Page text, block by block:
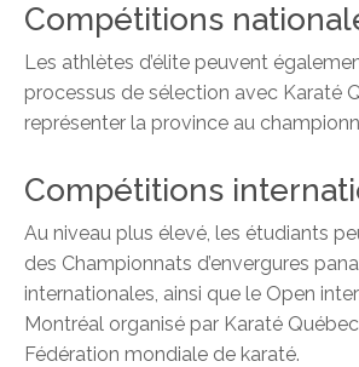
Compétitions
Les athlètes d’élite peuvent
processus de sélection avec Karaté
représenter la province au
Compétitions
Au niveau plus élevé, les étudiants
des Championnats d’envergures
internationales, ainsi que le Open
Montréal organisé par Karaté
Fédération mondiale de karaté.